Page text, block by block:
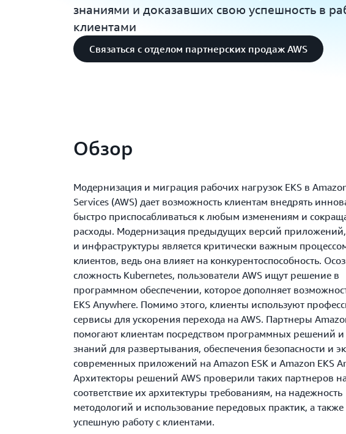
знаниями и доказавших свою успешность в
клиентами
Связаться с отделом партнерских продаж AWS
Обзор
Модернизация и миграция рабочих нагрузок EKS в
Services (AWS) дает возможность клиентам внедрять
быстро приспосабливаться к любым изменениям и
расходы. Модернизация предыдущих версий
и инфраструктуры является критически важным
клиентов, ведь она влияет на конкурентоспособность.
сложность Kubernetes, пользователи AWS ищут решение в
программном обеспечении, которое дополняет
EKS Anywhere. Помимо этого, клиенты используют
сервисы для ускорения перехода на AWS. Партнеры
помогают клиентам посредством программных решений и
знаний для развертывания, обеспечения безопасности и
современных приложений на Amazon ESK и Amazon EKS
Архитекторы решений AWS проверили таких партнеров
соответствие их архитектуры требованиям, на надежность
методологий и использование передовых практик, а также
успешную работу с клиентами.